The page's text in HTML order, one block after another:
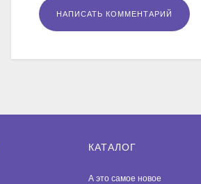
КАТАЛОГ
А это самое новое